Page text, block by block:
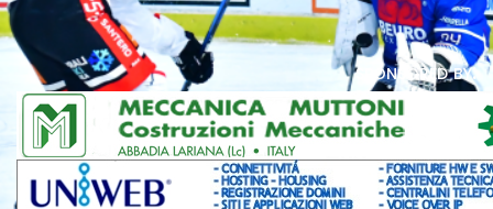
sponsored by: